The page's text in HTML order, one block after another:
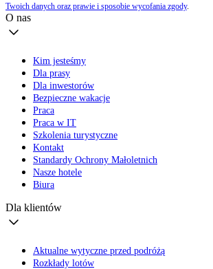
Twoich danych oraz prawie i sposobie wycofania zgody.
O nas
Kim jesteśmy
Dla prasy
Dla inwestorów
Bezpieczne wakacje
Praca
Praca w IT
Szkolenia turystyczne
Kontakt
Standardy Ochrony Małoletnich
Nasze hotele
Biura
Dla klientów
Aktualne wytyczne przed podróżą
Rozkłady lotów